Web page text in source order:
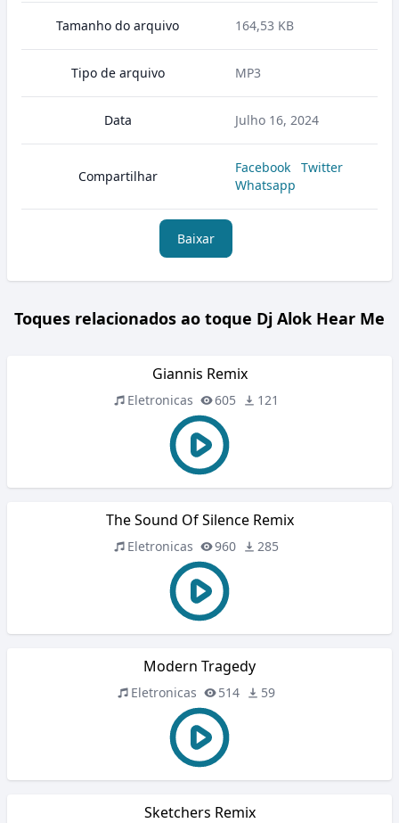
Tamanho do arquivo 164,53 KB
Tipo de arquivo MP3
Data Julho 16, 2024
Compartilhar
Facebook
Twitter
Whatsapp
Baixar
Toques relacionados ao toque Dj Alok Hear Me
Giannis Remix
Eletronicas 605 121
The Sound Of Silence Remix
Eletronicas 960 285
Modern Tragedy
Eletronicas 514 59
Sketchers Remix